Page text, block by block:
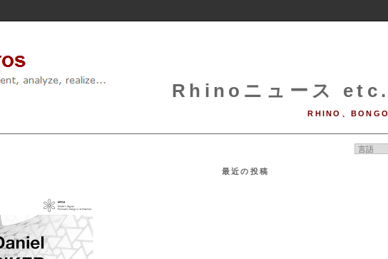
Rhinoニュース etc.
RHINO、BONGO
最近の投稿